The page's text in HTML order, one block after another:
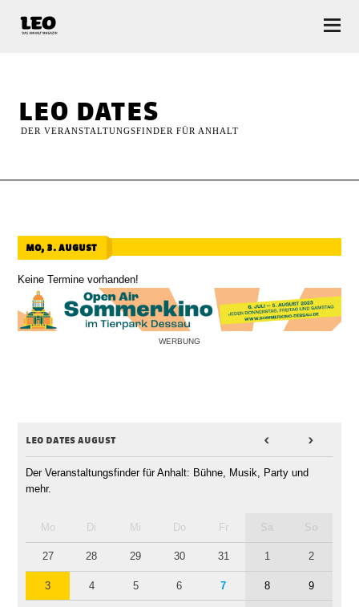
leo dates
DER VERANSTALTUNGSFINDER FÜR ANHALT
mo, 3. august
Keine Termine vorhanden!
WERBUNG
leo dates august < >
Der Veranstaltungsfinder für Anhalt: Bühne, Musik, Party und
mehr.
Mo Di Mi Do Fr
27 28 29 30 31 1 2
3 4 5 6 7 8 9